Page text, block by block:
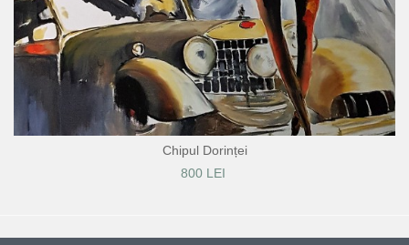
Chipul Dorinței
800 LEI